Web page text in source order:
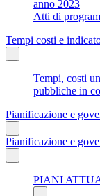
anno 2023
Atti di
Tempi costi e
Tempi, costi
pubbliche in
Pianificazione e
Pianificazione e
PIANI